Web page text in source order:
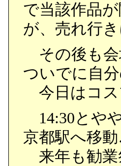
で当該作品
が、売れ行
その後も会
ついでに自
今日はコス
14:30とや
京都駅へ移
来年も勧業